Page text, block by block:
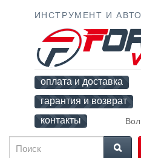
ИНСТРУМЕНТ И
оплата и доставка
гарантия и возврат
контакты